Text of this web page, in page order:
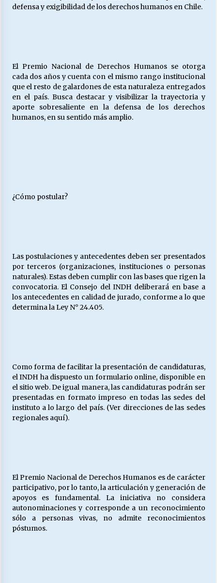
S.O.S. a los ricos, Save Our Souls (Salvar
18/04/2026
Chile y sus segmentos de la riqueza
06/04/2026
defensa y exigibilidad de los derechos humanos en Chile.
El Premio Nacional de Derechos Humanos se otorga
cada dos años y cuenta con el mismo rango institucional
que el resto de galardones de esta naturaleza entregados
en el país. Busca destacar y visibilizar la trayectoria y
aporte sobresaliente en la defensa de los derechos
humanos, en su sentido más amplio.
¿Cómo postular?
Las postulaciones y antecedentes deben ser presentados
por terceros (organizaciones, instituciones o personas
naturales). Estas deben cumplir con las bases que rigen la
convocatoria. El Consejo del INDH deliberará en base a
los antecedentes en calidad de jurado, conforme a lo que
determina la Ley N° 24.405.
Como forma de facilitar la presentación de candidaturas,
el INDH ha dispuesto un formulario online, disponible en
el sitio web. De igual manera, las candidaturas podrán ser
presentadas en formato impreso en todas las sedes del
instituto a lo largo del país. (Ver direcciones de las sedes
regionales aquí).
El Premio Nacional de Derechos Humanos es de carácter
participativo, por lo tanto, la articulación y generación de
apoyos es fundamental. La iniciativa no considera
autonominaciones y corresponde a un reconocimiento
sólo a personas vivas, no admite reconocimientos
póstumos.